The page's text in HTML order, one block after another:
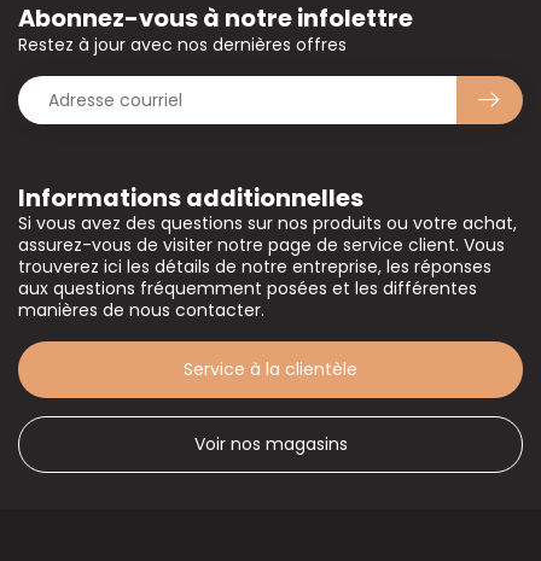
Informations additionnelles
Si vous avez des questions sur nos produits ou votre achat,
assurez-vous de visiter notre page de service client. Vous
trouverez ici les détails de notre entreprise, les réponses
aux questions fréquemment posées et les différentes
manières de nous contacter.
Service à la clientèle
Voir nos magasins
Abonnez-vous à notre infolettre
Restez à jour avec nos dernières offres